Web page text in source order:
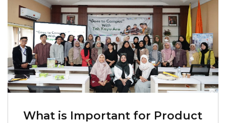
What is Important for Product